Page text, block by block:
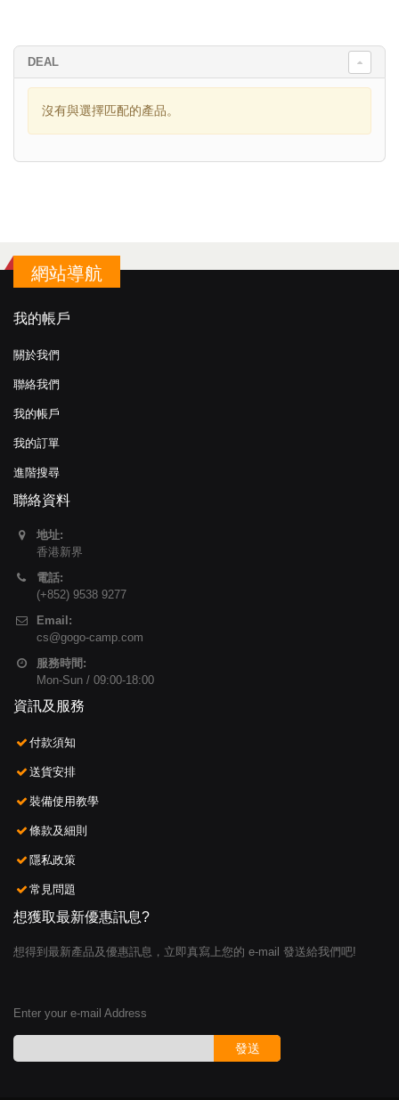
DEAL
沒有與選擇匹配的產品。
網站導航
我的帳戶
關於我們
聯絡我們
我的帳戶
我的訂單
進階搜尋
聯絡資料
地址:
香港新界
電話:
(+852) 9538 9277
Email:
cs@gogo-camp.com
服務時間:
Mon-Sun / 09:00-18:00
資訊及服務
付款須知
送貨安排
裝備使用教學
條款及細則
隱私政策
常見問題
想獲取最新優惠訊息?
想得到最新產品及優惠訊息，立即真寫上您的 e-mail 發送給我們吧!
Enter your e-mail Address
發送